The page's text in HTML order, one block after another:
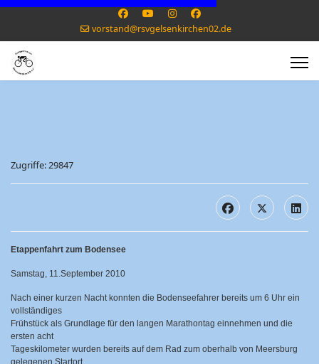
vorstand@rsvgelsenkirchen02.de
Zugriffe: 29847
Etappenfahrt zum Bodensee
Samstag, 11.September 2010
Nach einer kurzen Nacht konnten die Bodenseefahrer bereits um 6 Uhr ein
vollständiges
Frühstück als Grundlage für den langen Marathontag einnehmen und die
ersten acht
Tageskilometer wurden bereits auf dem Rad zum oberhalb von Meersburg
gelegenen Startort